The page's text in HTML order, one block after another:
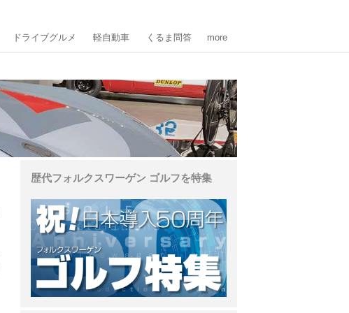
ドライブグルメ 軽自動車 くるま問答 more
歴代フォルクスワーゲン ゴルフを特集